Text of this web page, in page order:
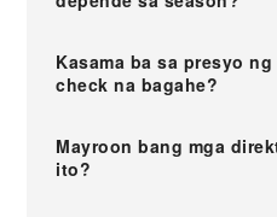
Kasama ba sa presyo
check na bagahe?
Mayroon bang mga
ito?